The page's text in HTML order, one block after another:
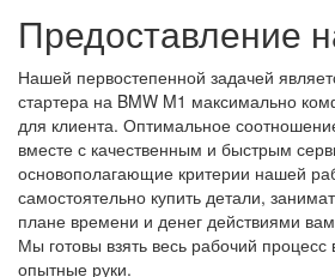
Предоставление
Нашей первостепенной задачей
стартера на BMW M1 максимально
для клиента. Оптимальное
вместе с качественным и быстрым
основополагающие критерии нашей
самостоятельно купить детали,
плане времени и денег действиями
Мы готовы взять весь рабочий
опытные руки.